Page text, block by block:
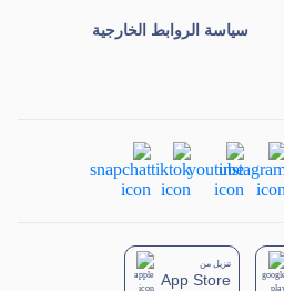
سياسة الروابط الخارجية
تنزيل من
App Store